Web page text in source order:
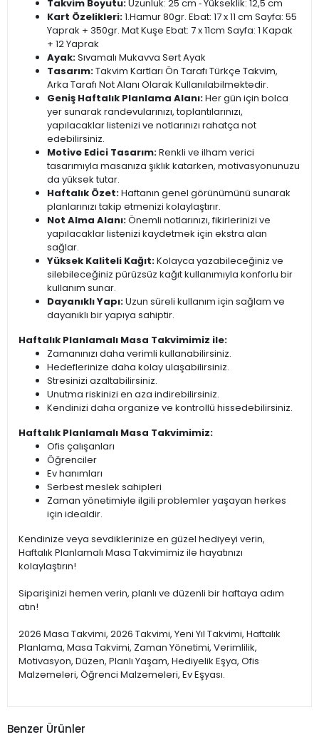
Takvim Boyutu:Uzunluk: 25 cm ‐ Yükseklik: 12,5 cm
Kart Özelikleri:1.Hamur 80gr. Ebat: 17 x 11 cm Sayfa: 55
Yaprak + 350gr. Mat Kuşe Ebat: 7 x 11cm Sayfa: 1 Kapak
+ 12 Yaprak
Ayak:Sıvamalı Mukavva Sert Ayak
Tasarım:Takvim Kartları Ön Tarafı Türkçe Takvim,
Arka Tarafı Not Alanı Olarak Kullanılabilmektedir.
Geniş Haftalık Planlama Alanı:Her gün için bolca
yer sunarak randevularınızı, toplantılarınızı,
yapılacaklar listenizi ve notlarınızı rahatça not
edebilirsiniz.
Motive Edici Tasarım:Renkli ve ilham verici
tasarımıyla masanıza şıklık katarken, motivasyonunuzu
da yüksek tutar.
Haftalık Özet:Haftanın genel görünümünü sunarak
planlarınızı takip etmenizi kolaylaştırır.
Not Alma Alanı:Önemli notlarınızı, fikirlerinizi ve
yapılacaklar listenizi kaydetmek için ekstra alan
sağlar.
Yüksek Kaliteli Kağıt:Kolayca yazabileceğiniz ve
silebileceğiniz pürüzsüz kağıt kullanımıyla konforlu bir
kullanım sunar.
Dayanıklı Yapı:Uzun süreli kullanım için sağlam ve
dayanıklı bir yapıya sahiptir.
Haftalık Planlamalı Masa Takvimimiz ile:
Zamanınızı daha verimli kullanabilirsiniz.
Hedeflerinize daha kolay ulaşabilirsiniz.
Stresinizi azaltabilirsiniz.
Unutma riskinizi en aza indirebilirsiniz.
Kendinizi daha organize ve kontrollü hissedebilirsiniz.
Haftalık Planlamalı Masa Takvimimiz:
Ofis çalışanları
Öğrenciler
Ev hanımları
Serbest meslek sahipleri
Zaman yönetimiyle ilgili problemler yaşayan herkes
için idealdir.
Kendinize veya sevdiklerinize en güzel hediyeyi verin,
Haftalık Planlamalı Masa Takvimimiz ile hayatınızı
kolaylaştırın!
Siparişinizi hemen verin, planlı ve düzenli bir haftaya adım
atın!
2026 Masa Takvimi, 2026 Takvimi, Yeni Yıl Takvimi, Haftalık
Planlama, Masa Takvimi, Zaman Yönetimi, Verimlilik,
Motivasyon, Düzen, Planlı Yaşam, Hediyelik Eşya, Ofis
Malzemeleri, Öğrenci Malzemeleri, Ev Eşyası.
Benzer Ürünler